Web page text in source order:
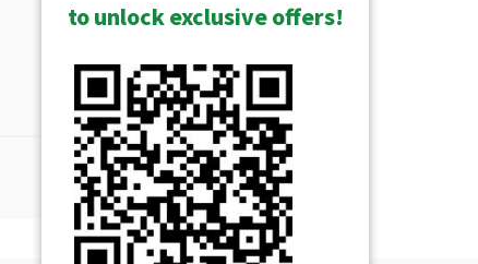
Mostrar Archivado
to unlock exclusive offers!